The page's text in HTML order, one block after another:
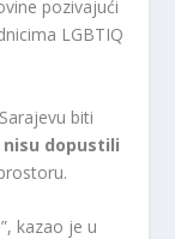
pozivajući
LGBTIQ
biti
nisu dopustili
kazao je u